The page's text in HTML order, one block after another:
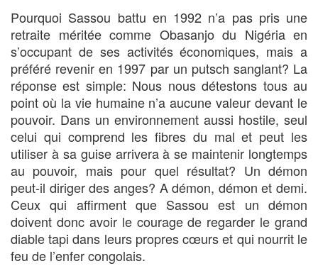
Pourquoi Sassou battu en 1992 n’a pas pris une
retraite méritée comme Obasanjo du Nigéria en
s’occupant de ses activités économiques, mais a
préféré revenir en 1997 par un putsch sanglant? La
réponse est simple: Nous nous détestons tous au
point où la vie humaine n’a aucune valeur devant le
pouvoir. Dans un environnement aussi hostile, seul
celui qui comprend les fibres du mal et peut les
utiliser à sa guise arrivera à se maintenir longtemps
au pouvoir, mais pour quel résultat? Un démon
peut-il diriger des anges? A démon, démon et demi.
Ceux qui affirment que Sassou est un démon
doivent donc avoir le courage de regarder le grand
diable tapi dans leurs propres cœurs et qui nourrit le
feu de l’enfer congolais.